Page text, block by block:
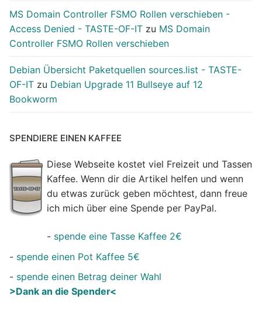
MS Domain Controller FSMO Rollen verschieben -
Access Denied - TASTE-OF-IT zu MS Domain
Controller FSMO Rollen verschieben
Debian Übersicht Paketquellen sources.list - TASTE-
OF-IT zu Debian Upgrade 11 Bullseye auf 12
Bookworm
SPENDIERE EINEN KAFFEE
Diese Webseite kostet viel Freizeit und Tassen
Kaffee. Wenn dir die Artikel helfen und wenn
du etwas zurück geben möchtest, dann freue
ich mich über eine Spende per PayPal.
- spende eine Tasse Kaffee 2€
- spende einen Pot Kaffee 5€
- spende einen Betrag deiner Wahl
>Dank an die Spender<